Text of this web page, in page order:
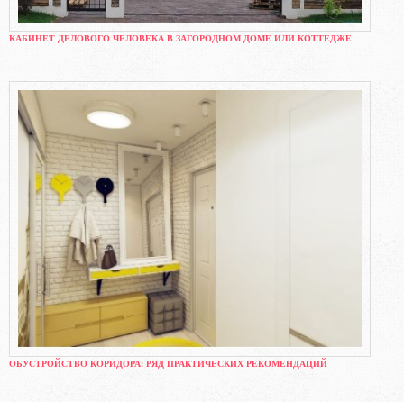
КАБИНЕТ ДЕЛОВОГО ЧЕЛОВЕКА В ЗАГОРОДНОМ ДОМЕ ИЛИ КОТТЕДЖЕ
ОБУСТРОЙСТВО КОРИДОРА: РЯД ПРАКТИЧЕСКИХ РЕКОМЕНДАЦИЙ